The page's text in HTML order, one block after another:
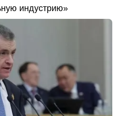
индустрию»